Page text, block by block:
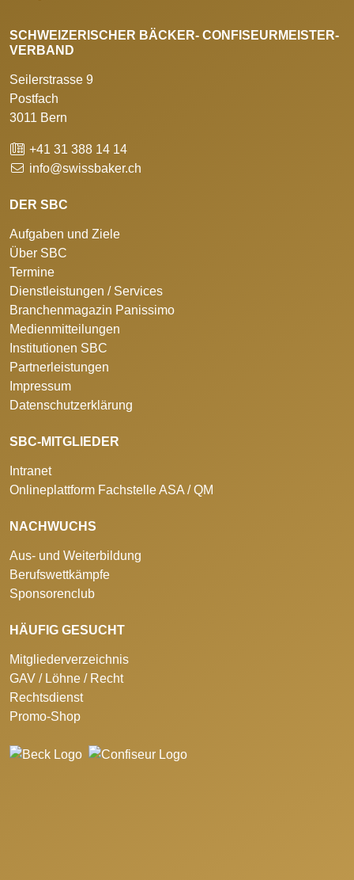
SCHWEIZERISCHER BÄCKER- CONFISEURMEISTER-
VERBAND
Seilerstrasse 9
Postfach
3011 Bern
+41 31 388 14 14
info@swissbaker.ch
DER SBC
Aufgaben und Ziele
Über SBC
Termine
Dienstleistungen / Services
Branchenmagazin Panissimo
Medienmitteilungen
Institutionen SBC
Partnerleistungen
Impressum
Datenschutzerklärung
SBC-MITGLIEDER
Intranet
Onlineplattform Fachstelle ASA / QM
NACHWUCHS
Aus- und Weiterbildung
Berufswettkämpfe
Sponsorenclub
HÄUFIG GESUCHT
Mitgliederverzeichnis
GAV / Löhne / Recht
Rechtsdienst
Promo-Shop